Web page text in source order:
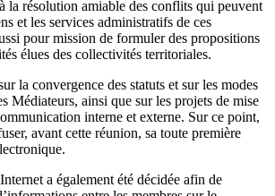
la résolution amiable des conflits qui peuvent
et les services administratifs de ces
pour mission de formuler des propositions
élues des collectivités territoriales.
la convergence des statuts et sur les modes
Médiateurs, ainsi que sur les projets de mise
interne et externe. Sur ce point,
avant cette réunion, sa toute première
a également été décidée afin de